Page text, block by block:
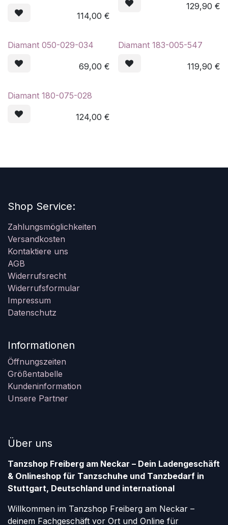
114,00 €
129,90 €
Diamant 050-029-034
69,00 €
Diamant 183-005-547
119,90 €
Diamant 180-075-028
124,00 €
Shop Service:
Zahlungsmöglichkeiten
Versandkosten
Kontaktiere uns
AGB
Widerrufsrecht
Widerrufsformular
Impressum
Datenschutz
Informationen
Öffnungszeiten
Größentabelle
Kundeninformation
Unsere Partner
Über uns
Tanzshop Freiberg am Neckar – Dein Ladengeschäft
& Onlineshop für Tanzschuhe und Tanzbedarf in
Stuttgart, Deutschland und international
Willkommen im Tanzshop Freiberg am Neckar –
deinem Fachgeschäft vor Ort und Online für